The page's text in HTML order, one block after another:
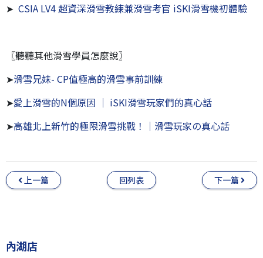
➤ CSIA LV4 超資深滑雪教練兼滑雪考官 iSKI滑雪機初體驗
〖聽聽其他滑雪學員怎麼說〗
➤滑雪兄妹- CP值極高的滑雪事前訓練
➤愛上滑雪的N個原因 ｜ iSKI滑雪玩家們的真心話
➤高雄北上新竹的極限滑雪挑戰！｜滑雪玩家の真心話
上一篇 回列表 下一篇
內湖店